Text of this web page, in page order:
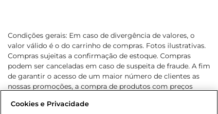
Condições gerais: Em caso de divergência de valores, o
valor válido é o do carrinho de compras. Fotos ilustrativas.
Compras sujeitas a confirmação de estoque. Compras
podem ser canceladas em caso de suspeita de fraude. A fim
de garantir o acesso de um maior número de clientes as
nossas promoções, a compra de produtos com preços
cliente. Os preços, ofertas e condições são exclusivos para
Cookies e Privacidade